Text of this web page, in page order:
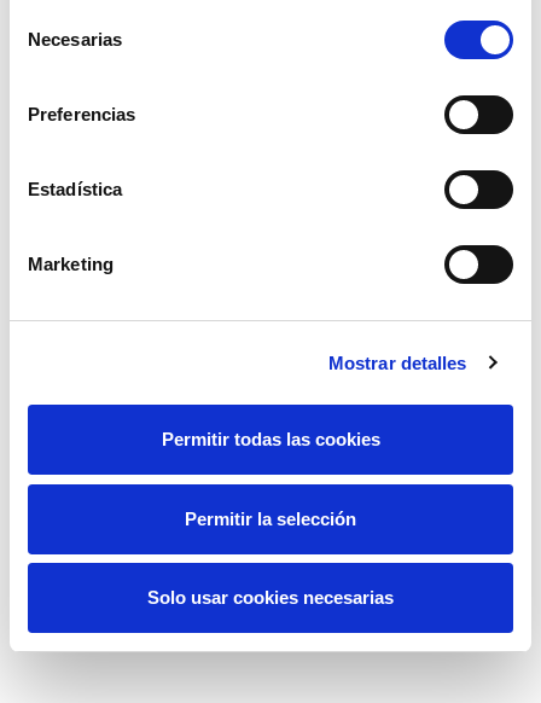
Necesarias
Preferencias
Estadística
Marketing
Mostrar detalles
Permitir todas las cookies
Permitir la selección
Solo usar cookies necesarias
Ecosistema Elewit Slick